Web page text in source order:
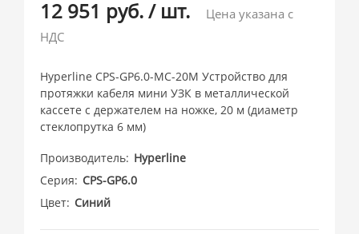
12 951 руб./ шт.
Цена указана с
НДС
Hyperline CPS-GP6.0-МС-20M Устройство для
протяжки кабеля мини УЗК в металлической
кассете с держателем на ножке, 20 м (диаметр
стеклопрутка 6 мм)
Производитель Hyperline
Серия
CPS-GP6.0
Цвет Синий